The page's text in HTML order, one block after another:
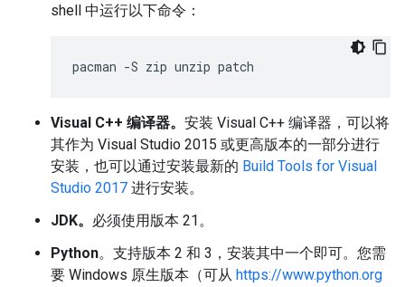
shell 中运行以下命令：
Visual C++ 编译器。 安装 Visual C++ 编译器，可以将
其作为 Visual Studio 2015 或更高版本的一部分进行
安装，也可以通过安装最新的 Build Tools for Visual
Studio 2017 进行安装。
JDK。 必须使用版本 21。
Python。支持版本 2 和 3，安装其中一个即可。您需
要 Windows 原生版本（可从 https://www.python.org